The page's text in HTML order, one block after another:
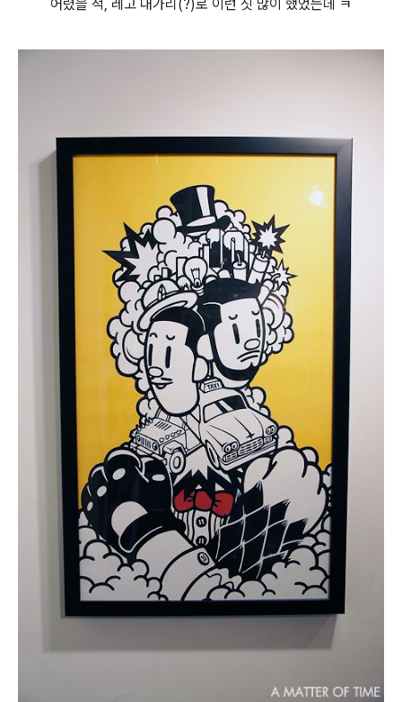
어렸을 적, 레고 대가리(?)로 이런 짓 많이 했었는데 ㅋ